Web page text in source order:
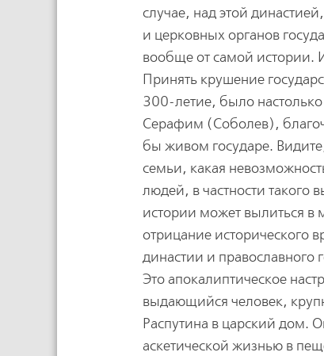
случае, над этой
и церковных органов
вообще от самой истории.
Принять крушение
300-летие, было
Серафим (Соболев),
бы живом государе.
семьи, какая
людей, в частности такого
истории может вылиться в
отрицание исторического
династии и православного
Это апокалиптическое
выдающийся человек,
Распутина в царский дом.
аскетической жизнью в